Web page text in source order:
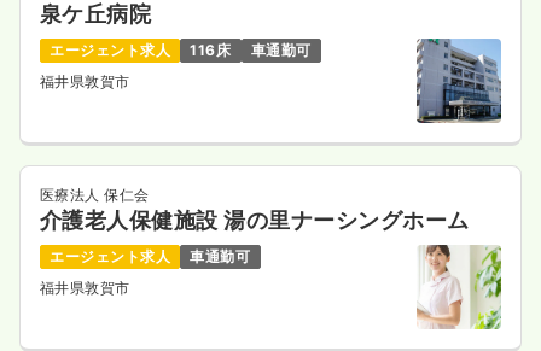
泉ケ丘病院
エージェント求人 116床
車通勤可
福井県敦賀市
医療法人 保仁会
介護老人保健施設 湯の里ナーシングホーム
エージェント求人
車通勤可
福井県敦賀市